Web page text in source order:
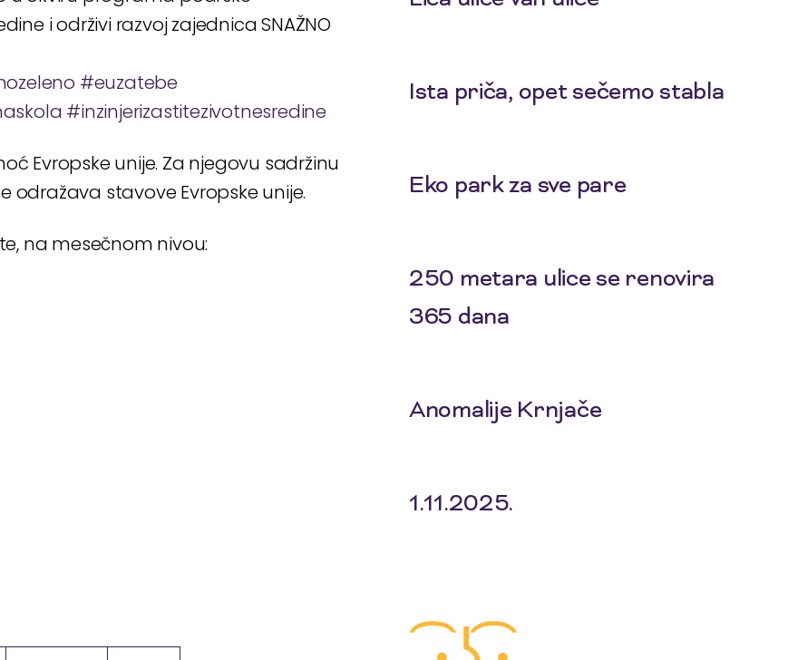
i održivi razvoj zajednica SNAŽNO
#euzatebe
#inzinjerizastitezivotnesredine
Evropske unije. Za njegovu sadržinu
stavove Evropske unije.
na mesečnom nivou:
Ista priča, opet sečemo stabla
Eko park za sve pare
250 metara ulice se renovira
365 dana
Anomalije Krnjače
1.11.2025.